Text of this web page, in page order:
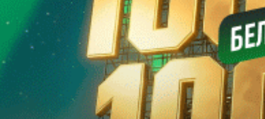
Использовать форму
Забыли пароль?
Регистрация
Регистрация